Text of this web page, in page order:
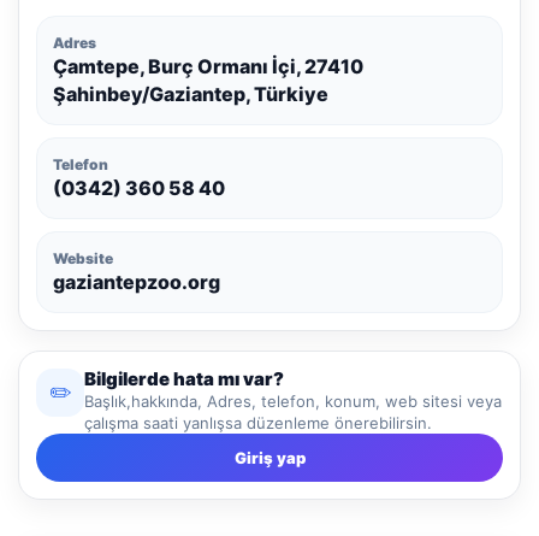
Adres
Çamtepe, Burç Ormanı İçi, 27410
Şahinbey/Gaziantep, Türkiye
Telefon
(0342) 360 58 40
Website
gaziantepzoo.org
✏️
Bilgilerde hata mı var?
Başlık,hakkında, Adres, telefon, konum, web sitesi veya
çalışma saati yanlışsa düzenleme önerebilirsin.
Giriş yap